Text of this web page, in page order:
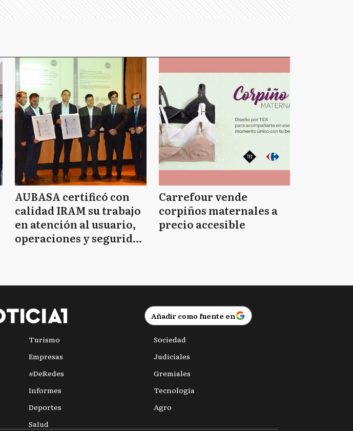
AUBASA certificó con
calidad IRAM su trabajo
en atención al usuario,
operaciones y seguridad
Carrefour vende
corpiños maternales a
precio accesible
Añadir como fuente en
Turismo
Empresas
#DeRedes
Informes
Deportes
Salud
Sociedad
Judiciales
Gremiales
Tecnología
Agro